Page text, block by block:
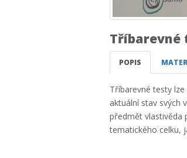
Tříbarevné
POPIS
Tříbarevné testy
aktuální stav svých
předmět vlastivěda
tematického celku,